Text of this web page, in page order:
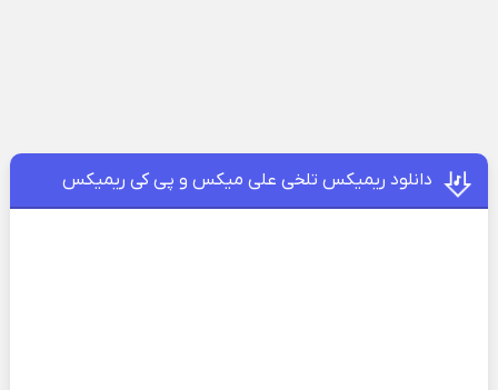
دانلود ریمیکس تلخی علی میکس و پی کی ریمیکس